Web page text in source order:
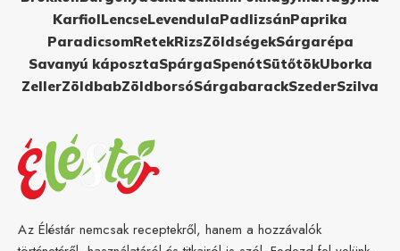
KarfiolLencseLevendulaPadlizsánPaprika
ParadicsomRetekRizsZöldségekSárgarépa
Savanyú káposztaSpárgaSpenótSütőtökUborka
ZellerZöldbabZöldborsóSárgabarackSzederSzilva
Az Éléstár nemcsak receptekről, hanem a hozzávalók